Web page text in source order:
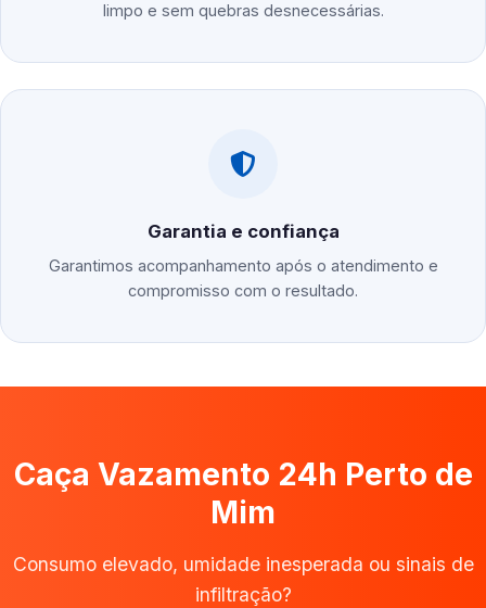
limpo e sem quebras desnecessárias.
Garantia e confiança
Garantimos acompanhamento após o atendimento e
compromisso com o resultado.
Caça Vazamento 24h Perto de
Mim
Consumo elevado, umidade inesperada ou sinais de
infiltração?